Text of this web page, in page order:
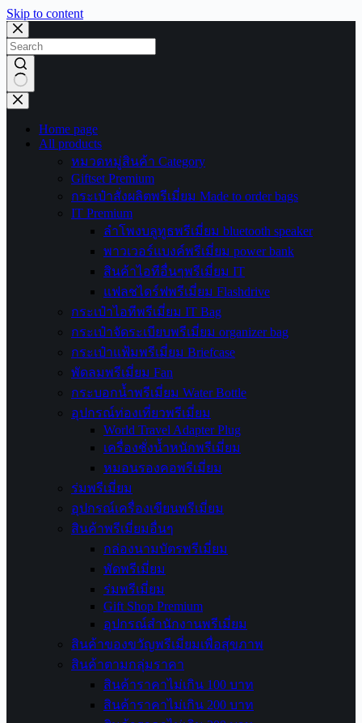
Skip to content
No
results
Home page
All products
หมวดหมู่สินค้า Category
Giftset Premium
กระเป๋าสั่งผลิตพรีเมี่ยม Made to order bags
IT Premium
ลำโพงบลูทูธพรีเมี่ยม bluetooth speaker
พาวเวอร์แบงค์พรีเมี่ยม power bank
สินค้าไอทีอื่นๆพรีเมี่ยม IT
แฟลชไดร์ฟพรีเมี่ยม Flashdrive
กระเป๋าไอทีพรีเมี่ยม IT Bag
กระเป๋าจัดระเบียบพรีเมี่ยม organizer bag
กระเป๋าแฟ้มพรีเมี่ยม Briefcase
พัดลมพรีเมี่ยม Fan
กระบอกน้ำพรีเมี่ยม Water Bottle
อุปกรณ์ท่องเที่ยวพรีเมี่ยม
World Travel Adapter Plug
เครื่องชั่งน้ำหนักพรีเมี่ยม
หมอนรองคอพรีเมี่ยม
ร่มพรีเมี่ยม
อุปกรณ์เครื่องเขียนพรีเมี่ยม
สินค้าพรีเมี่ยมอื่นๆ
กล่องนามบัตรพรีเมี่ยม
พัดพรีเมี่ยม
ร่มพรีเมี่ยม
Gift Shop Premium
อุปกรณ์สำนักงานพรีเมี่ยม
สินค้าของขวัญพรีเมี่ยมเพื่อสุขภาพ
สินค้าตามกลุ่มราคา
สินค้าราคาไม่เกิน 100 บาท
สินค้าราคาไม่เกิน 200 บาท